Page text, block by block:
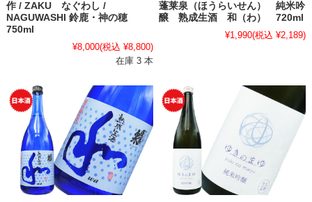
作 / ZAKU なぐわし /
NAGUWASHI 鈴鹿・神の穂
750ml
¥8,000(税込 ¥8,800)
在庫 3 本
蓬莱泉（ほうらいせん） 純米吟
醸 熟成生酒 和（わ） 720ml
¥1,990(税込 ¥2,189)